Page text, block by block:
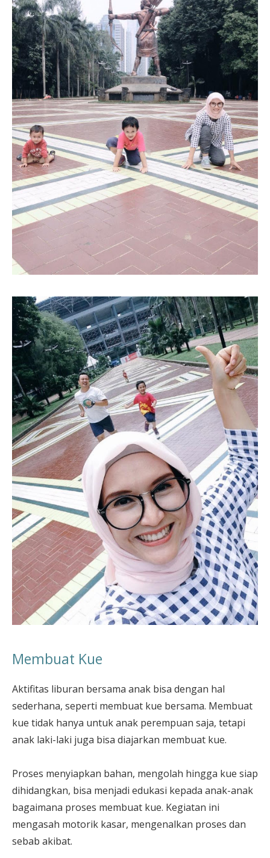
Membuat Kue
Aktifitas liburan bersama anak bisa dengan hal
sederhana, seperti membuat kue bersama. Membuat
kue tidak hanya untuk anak perempuan saja, tetapi
anak laki-laki juga bisa diajarkan membuat kue.
Proses menyiapkan bahan, mengolah hingga kue siap
dihidangkan, bisa menjadi edukasi kepada anak-anak
bagaimana proses membuat kue. Kegiatan ini
mengasah motorik kasar, mengenalkan proses dan
sebab akibat.